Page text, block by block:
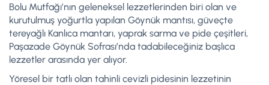
Bolu Mutfağı’nın geleneksel lezzetlerinden biri olan ve
kurutulmuş yoğurtla yapılan Göynük mantısı, güveçte
tereyağlı Kanlıca mantarı, yaprak sarma ve pide çeşitleri,
Paşazade Göynük Sofrası’nda tadabileceğiniz başlıca
lezzetler arasında yer alıyor.
Yöresel bir tatlı olan tahinli cevizli pidesinin lezzetinin